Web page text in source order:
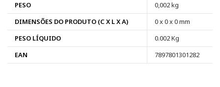
PESO
0,002 kg
DIMENSÕES DO PRODUTO (C X L X A)
0 x 0 x 0 mm
PESO LÍQUIDO
0.002 Kg
EAN
7897801301282